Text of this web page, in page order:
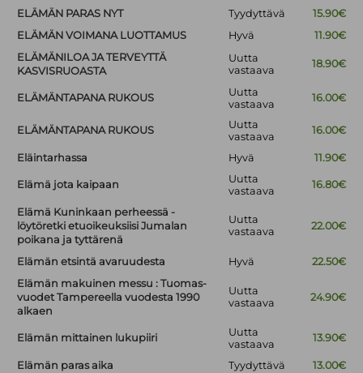
ELÄMÄN PARAS NYT Tyydyttävä
15.90€
ELÄMÄN VOIMANA LUOTTAMUS
Hyvä
11.90€
ELÄMÄNILOA JA TERVEYTTÄ
KASVISRUOASTA
Uutta
vastaava
18.90€
ELÄMÄNTAPANA RUKOUS
Uutta
vastaava
16.00€
ELÄMÄNTAPANA RUKOUS
Uutta
vastaava
16.00€
Eläintarhassa Hyvä 11.90€
Elämä jota kaipaan
Uutta
vastaava
16.80€
Elämä Kuninkaan perheessä -
löytöretki etuoikeuksiisi Jumalan
poikana ja tyttärenä
Uutta
vastaava
22.00€
Elämän etsintä avaruudesta Hyvä
22.50€
Elämän makuinen messu : Tuomas-
vuodet Tampereella vuodesta 1990
alkaen
Uutta
vastaava
24.90€
Elämän mittainen lukupiiri
Uutta
vastaava
13.90€
Elämän paras aika Tyydyttävä 13.00€